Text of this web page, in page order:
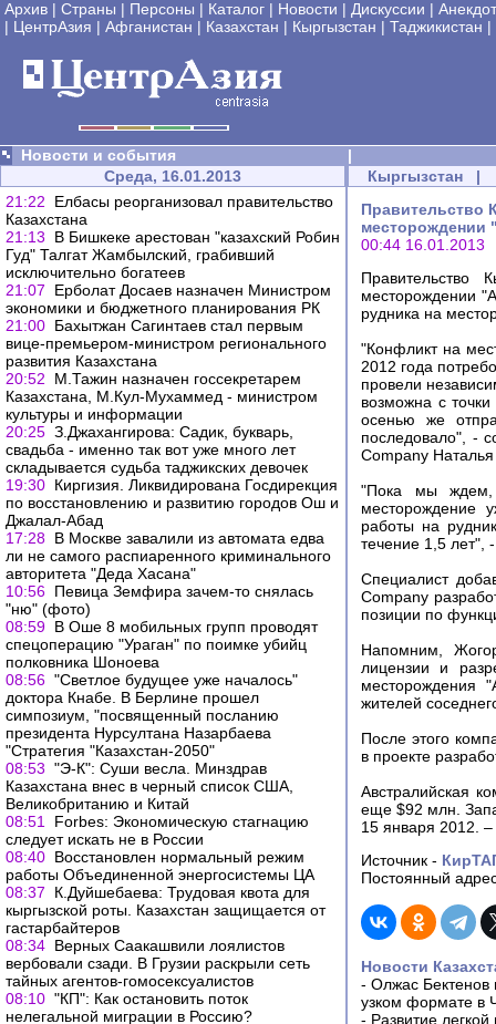
Архив | Страны | Персоны | Каталог | Новости | Дискуссии |
| ЦентрАзия | Афганистан | Казахстан | Кыргызстан | Таджикистан |
Новости и события
|
Среда, 16.01.2013
21:22
Елбасы реорганизовал правительство
Казахстана
21:13
В Бишкеке арестован "казахский Робин
Гуд" Талгат Жамбылский, грабивший
исключительно богатеев
21:07
Ерболат Досаев назначен Министром
экономики и бюджетного планирования РК
21:00 Бахытжан Сагинтаев стал первым
вице-премьером-министром регионального
развития Казахстана
20:52
М.Тажин назначен госсекретарем
Казахстана, М.Кул-Мухаммед - министром
культуры и информации
20:25 З.Джахангирова: Садик, букварь,
свадьба - именно так вот уже много лет
складывается судьба таджикских девочек
19:30 Киргизия. Ликвидирована Госдирекция
по восстановлению и развитию городов Ош и
Джалал-Абад
17:28 В Москве завалили из автомата едва
ли не самого распиаренного криминального
авторитета "Деда Хасана"
10:56 Певица Земфира зачем-то снялась
"ню" (фото)
08:59 В Оше 8 мобильных групп проводят
спецоперацию "Ураган" по поимке убийц
полковника Шоноева
08:56 "Светлое будущее уже началось"
доктора Кнабе. В Берлине прошел
симпозиум, "посвященный посланию
президента Нурсултана Назарбаева
"Стратегия "Казахстан-2050"
08:53 "Э-К": Суши весла. Минздрав
Казахстана внес в черный список США,
Великобританию и Китай
08:51
Forbes: Экономическую стагнацию
следует искать не в России
08:40 Восстановлен нормальный режим
работы Объединенной энергосистемы ЦА
08:37
К.Дуйшебаева: Трудовая квота для
кыргызской роты. Казахстан защищается от
гастарбайтеров
08:34 Верных Саакашвили лоялистов
вербовали сзади. В Грузии раскрыли сеть
тайных агентов-гомосексуалистов
08:10 "КП": Как остановить поток
нелегальной миграции в Россию?
Кыргызстан |
Правительство
месторождении
00:44 16.01.2013
Правительство
месторождении
рудника на
"Конфликт на
2012 года
провели
возможна с
осенью же
последовало", -
Company
"Пока мы ждем,
месторождение
работы на
течение 1,5 лет",
Специалист
Company
позиции по
Напомним,
лицензии и
месторождения
жителей
После этого
в проекте
Австралийская
еще $92 млн.
15 января 2012. –
Источник -
Постоянный
Новости
- Олжас Бектенов
узком формате в
- Развитие